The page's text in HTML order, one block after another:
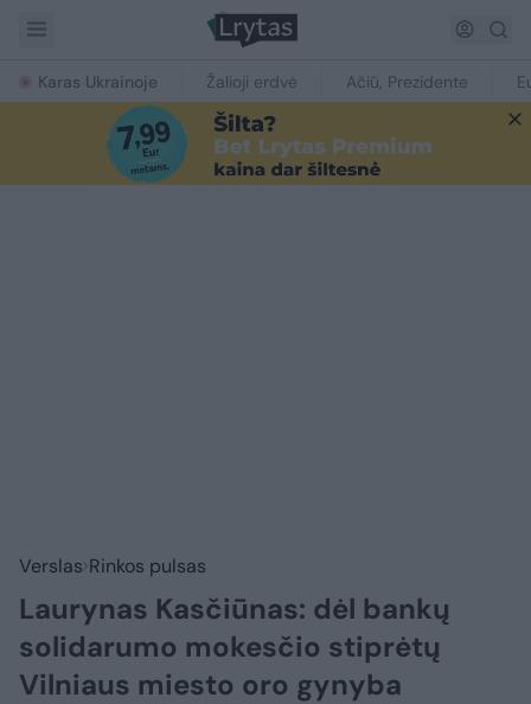
Karas Ukrainoje Žalioji erdvė Ačiū, Prezidente
Verslas Rinkos pulsas
Laurynas Kasčiūnas: dėl bankų
solidarumo mokesčio stiprėtų
Vilniaus miesto oro gynyba